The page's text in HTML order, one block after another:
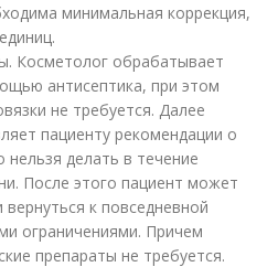
минимальная коррекция,
Косметолог обрабатывает
антисептика, при этом
не требуется. Далее
пациенту рекомендации о
делать в течение
После этого пациент может
к повседневной
ограничениями. Причем
препараты не требуется.